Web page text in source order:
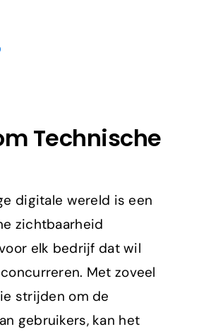
Technische
digitale wereld is een
zichtbaarheid
elk bedrijf dat wil
Met zoveel
strijden om de
gebruikers, kan het